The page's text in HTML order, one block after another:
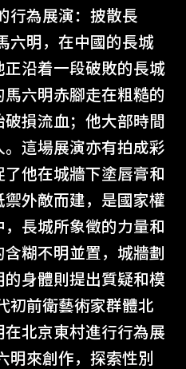
行為展演：披散長
六明，在中國的長城
沿着一段破敗的長城
六明赤腳走在粗糙的
損流血；他大部時間
這場展演亦有拍成彩
他在城牆下塗唇膏和
外敵而建，是國家權
長城所象徵的力量和
糊不明並置，城牆劃
身體則提出質疑和模
初前衛藝術家群體北
北京東村進行行為展
明來創作，探索性別